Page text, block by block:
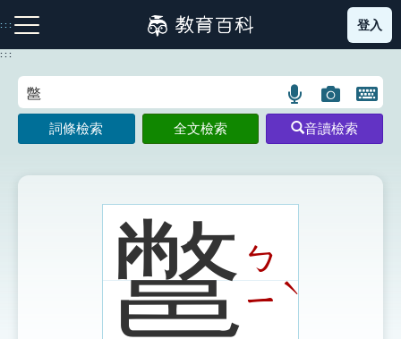
到
主
:::
注音索引圖示 筆畫索引圖示 部首索引表圖示
登入
:::
語
言
搜
示
圖
片
搜
開
鍵
圖
詞條檢索 全文檢索 音讀檢索
鄨ㄅ
ㄧˋ